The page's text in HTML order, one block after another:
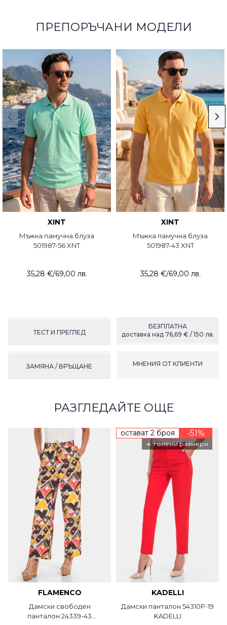
ПРЕПОРЪЧАНИ МОДЕЛИ
XINT
Мъжка памучна блуза
501987-56 XNT
35,28 €/69,00 лв.
XINT
Мъжка памучна блуза
501987-43 XNT
35,28 €/69,00 лв.
ТЕСТ И ПРЕГЛЕД
БЕЗПЛАТНА
доставка над 76,69 € / 150 лв.
ЗАМЯНА / ВРЪЩАНЕ МНЕНИЯ ОТ КЛИЕНТИ
РАЗГЛЕДАЙТЕ ОЩЕ
FLAMENCO
Дамски свободен
панталон 24339-43
остават 2 броя -51%
+ големи размери
KADELLI
Дамски панталон 54310P-19
KADELLI